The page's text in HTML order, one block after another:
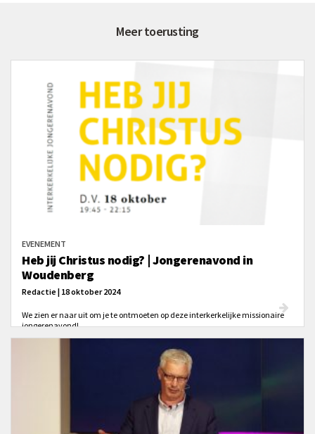
Meer toerusting
EVENEMENT
Heb jij Christus nodig? | Jongerenavond in
Woudenberg
Redactie | 18 oktober 2024
We zien er naar uit om je te ontmoeten op deze interkerkelijke missionaire
jongerenavond!